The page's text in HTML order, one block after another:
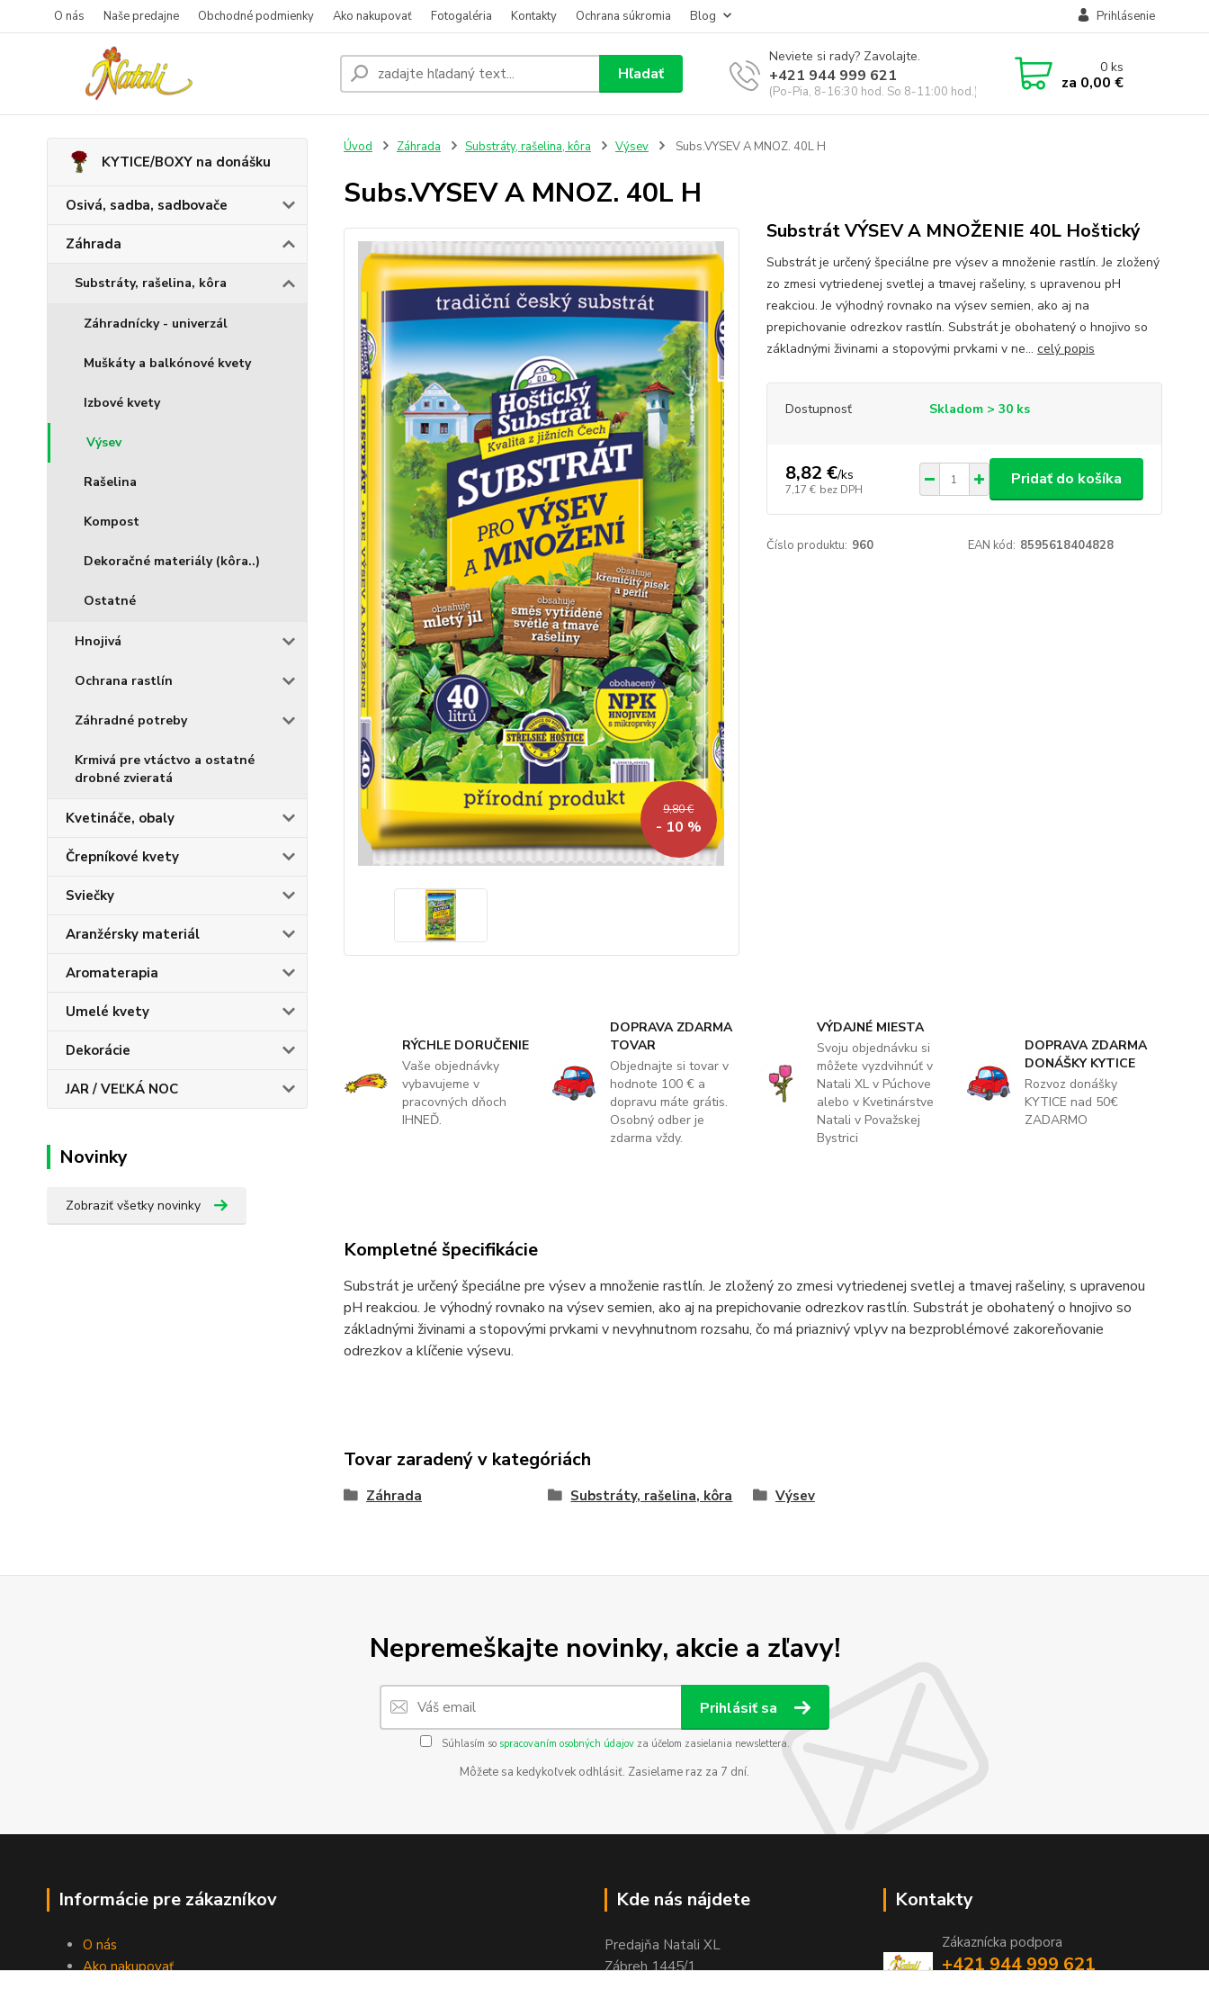
O nás Naše predajne Obchodné podmienky Ako nakupovať Fotogaléria Kontakty Ochrana súkromia Blog Prihlásenie
Hľadať
Neviete si rady? Zavolajte.
+421 944 999 621
(Po-Pia, 8-16:30 hod. So 8-11:00 hod.)
0ks
za 0,00 €
KYTICE/BOXY na donášku
Osivá, sadba, sadbovače
Záhrada
Substráty, rašelina, kôra
Záhradnícky - univerzál
Muškáty a balkónové kvety
Izbové kvety
Výsev
Rašelina
Kompost
Dekoračné materiály (kôra..)
Ostatné
Hnojivá
Ochrana rastlín
Záhradné potreby
Krmivá pre vtáctvo a ostatné
drobné zvieratá
Kvetináče, obaly
Črepníkové kvety
Sviečky
Aranžérsky materiál
Aromaterapia
Umelé kvety
Dekorácie
JAR / VEĽKÁ NOC
Novinky
Zobraziť všetky novinky
Úvod Záhrada Substráty, rašelina, kôra Výsev Subs.VYSEV A MNOZ. 40L H
Subs.VYSEV A MNOZ. 40L H
9,80 €
- 10 %
Substrát VÝSEV A MNOŽENIE 40L Hoštický
Substrát je určený špeciálne pre výsev a množenie rastlín. Je zložený
zo zmesi vytriedenej svetlej a tmavej rašeliny, s upravenou pH
reakciou. Je výhodný rovnako na výsev semien, ako aj na
prepichovanie odrezkov rastlín. Substrát je obohatený o hnojivo so
základnými živinami a stopovými prvkami v ne... celý popis
Dostupnosť Skladom > 30 ks
8,82 €/ks
7,17 € bez DPH
Pridať do košíka
Číslo produktu: 960 EAN kód: 8595618404828
RÝCHLE DORUČENIE
Vaše objednávky
vybavujeme v
pracovných dňoch
IHNEĎ.
DOPRAVA ZDARMA
TOVAR
Objednajte si tovar v
hodnote 100 € a
dopravu máte grátis.
Osobný odber je
zdarma vždy.
VÝDAJNÉ MIESTA
Svoju objednávku si
môžete vyzdvihnúť v
Natali XL v Púchove
alebo v Kvetinárstve
Natali v Považskej
Bystrici
DOPRAVA ZDARMA
DONÁŠKY KYTICE
Rozvoz donášky
KYTICE nad 50€
ZADARMO
Kompletné špecifikácie
Substrát je určený špeciálne pre výsev a množenie rastlín. Je zložený zo zmesi vytriedenej svetlej a tmavej rašeliny, s upravenou
pH reakciou. Je výhodný rovnako na výsev semien, ako aj na prepichovanie odrezkov rastlín. Substrát je obohatený o hnojivo so
základnými živinami a stopovými prvkami v nevyhnutnom rozsahu, čo má priaznivý vplyv na bezproblémové zakoreňovanie
odrezkov a klíčenie výsevu.
Tovar zaradený v kategóriách
Záhrada Substráty, rašelina, kôra Výsev
Nepremeškajte novinky, akcie a zľavy!
Prihlásiť sa
Súhlasím so spracovaním osobných údajovza účelom zasielania newslettera.
Môžete sa kedykoľvek odhlásiť. Zasielame raz za 7 dní.
Informácie pre zákazníkov
O nás
Ako nakupovať
Kde nás nájdete
Predajňa Natali XL
Zábreh 1445/1
Kontakty
Zákaznícka podpora
+421 944 999 621